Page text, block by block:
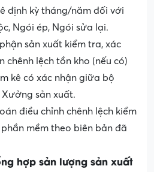
định kỳ tháng/năm đối với
Ngói ép, Ngói sửa lại.
sản xuất kiểm tra, xác
chênh lệch tồn kho (nếu có)
kê có xác nhận giữa bộ
sản xuất.
điều chỉnh chênh lệch kiểm
mềm theo biên bản đã
hợp sản lượng sản xuất